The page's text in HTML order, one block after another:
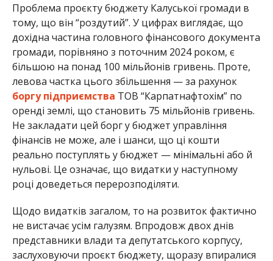
Проблема проєкту бюджету Калуської громади в
тому, що він “роздутий”. У цифрах виглядає, що
дохідна частина головного фінансового документа
громади, порівняно з поточним 2024 роком, є
більшою на понад 100 мільйонів гривень. Проте,
левова частка цього збільшення — за рахунок
боргу підприємства ТОВ “Карпатнафтохім” по
оренді землі, що становить 75 мільйонів гривень.
Не закладати цей борг у бюджет управління
фінансів не може, але і шанси, що ці кошти
реально поступлять у бюджет — мінімальні або й
нульові. Це означає, що видатки у наступному
році доведеться перерозподіляти.
Щодо видатків загалом, то на розвиток фактично
не вистачає усім галузям. Впродовж двох днів
представники влади та депутатського корпусу,
заслуховуючи проєкт бюджету, щоразу впиралися